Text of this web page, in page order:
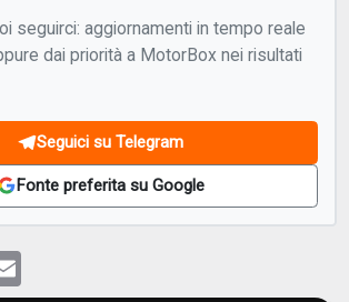
seguirci: aggiornamenti in tempo reale
dai priorità a MotorBox nei risultati
Seguici su Telegram
Fonte preferita su Google